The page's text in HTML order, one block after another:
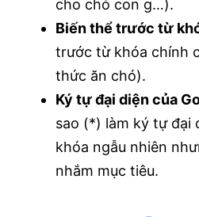
cho chó con g…).
Biến thể trước từ
trước từ khóa chính
thức ăn chó).
Ký tự đại diện của
sao (*) làm ký tự đại
khóa ngẫu nhiên
nhắm mục tiêu.